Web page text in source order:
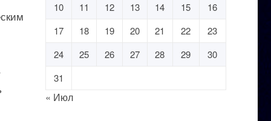
10
11 12 13 14 15
16
17
18 19 20 21 22
23
24
25 26 27 28 29
30
31
« Июл